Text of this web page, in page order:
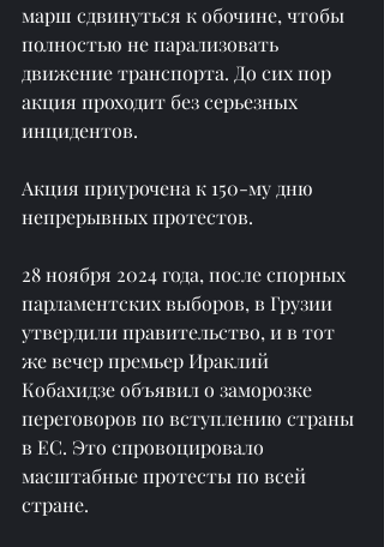
марш сдвинуться к обочине, чтобы
полностью не парализовать
движение транспорта. До сих пор
акция проходит без серьезных
инцидентов.
Акция приурочена к 150-му дню
непрерывных протестов.
28 ноября 2024 года, после спорных
парламентских выборов, в Грузии
утвердили правительство, и в тот
же вечер премьер Ираклий
Кобахидзе объявил о заморозке
переговоров по вступлению страны
в ЕС. Это спровоцировало
масштабные протесты по всей
стране.